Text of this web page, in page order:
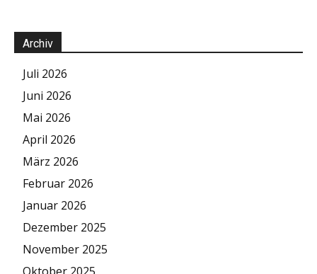
Archiv
Juli 2026
Juni 2026
Mai 2026
April 2026
März 2026
Februar 2026
Januar 2026
Dezember 2025
November 2025